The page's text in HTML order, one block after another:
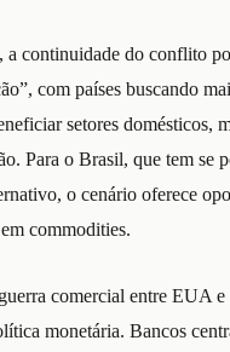
a continuidade do conflito
com países buscando
setores domésticos,
Para o Brasil, que tem se
o cenário oferece
commodities.
comercial entre EUA e
monetária. Bancos